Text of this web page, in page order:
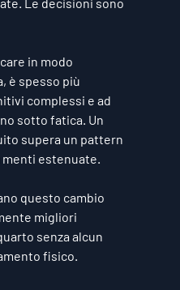
in modo
è spesso più
complessi e ad
sotto fatica. Un
supera un pattern
estenuate.
questo cambio
migliori
senza alcun
fisico.